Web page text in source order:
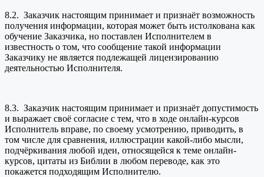
8.2. Заказчик настоящим принимает и признаёт возможность
получения информации, которая может быть истолкована как
обучение Заказчика, но поставлен Исполнителем в
известность о том, что сообщение такой информации
Заказчику не является подлежащей лицензированию
деятельностью Исполнителя.
8.3. Заказчик настоящим принимает и признаёт допустимость
и выражает своё согласие с тем, что в ходе онлайн-курсов
Исполнитель вправе, по своему усмотрению, приводить, в
том числе для сравнения, иллюстрации какой-либо мысли,
подчёркивания любой идеи, относящейся к теме онлайн-
курсов, цитаты из Библии в любом переводе, как это
покажется подходящим Исполнителю.